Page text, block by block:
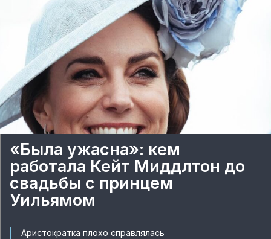
«Была ужасна»: кем
работала Кейт Миддлтон до
свадьбы с принцем
Уильямом
Аристократка плохо справлялась